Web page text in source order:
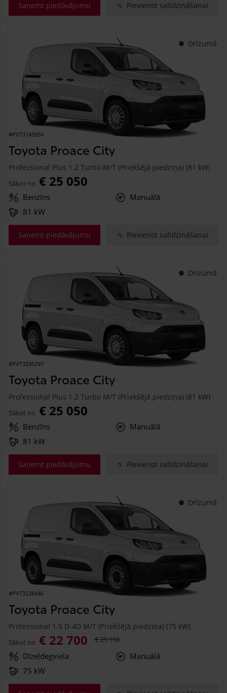
Saņemt piedāvājumu Pievienot salīdzināšanai
Drīzumā
#PVT3145954
Toyota Proace City
Professional Plus 1.2 Turbo M/T (Priekšējā piedziņa) (81 kW)
Sākot no € 25 050
Benzīns
Manuālā
81 kW
Saņemt piedāvājumu Pievienot salīdzināšanai
Drīzumā
#PVT3295297
Toyota Proace City
Professional Plus 1.2 Turbo M/T (Priekšējā piedziņa) (81 kW)
Sākot no € 25 050
Benzīns
Manuālā
81 kW
Saņemt piedāvājumu Pievienot salīdzināšanai
Drīzumā
#PVT3238446
Toyota Proace City
Professional 1.5 D-4D M/T (Priekšējā piedziņa) (75 kW)
Sākot no € 22 700 € 25 150
Dīzeļdegviela
Manuālā
75 kW